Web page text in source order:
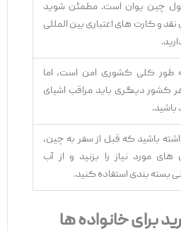
چین یوان است. مطمئن شوید
و کارت‌ های اعتباری بین ‌المللی
طور کلی کشوری امن است، اما
کشور دیگری باید مراقب اشیای
باشید که قبل از سفر به چین،
مورد نیاز را بزنید و از آب
بسته‌ بندی استفاده کنید.
برای خانواده ها